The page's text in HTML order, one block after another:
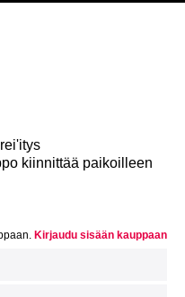
kiinnittää paikoilleen
Kirjaudu sisään kauppaan